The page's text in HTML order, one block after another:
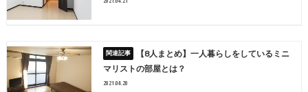
【8人まとめ】一人暮らしをしているミニ
マリストの部屋とは？
2021.04.20